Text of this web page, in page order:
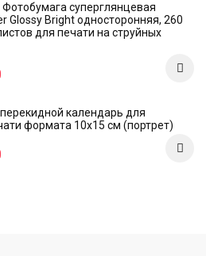
Фотобумага суперглянцевая
Glossy Bright односторонняя, 260
для печати на струйных
календарь для
формата 10x15 см (портрет)